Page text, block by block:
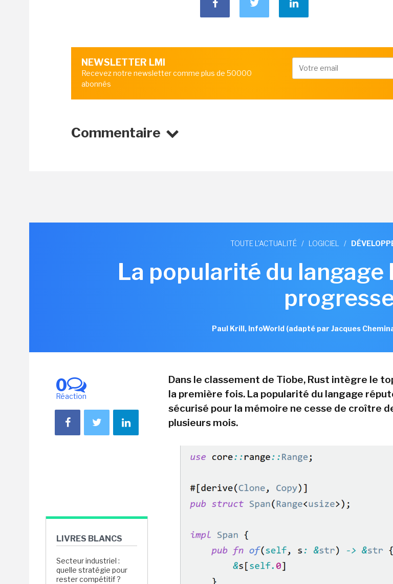
NEWSLETTER LMI
Recevez notre newsletter comme plus de 50000
abonnés
Commentaire
TOUTE L'ACTUALITÉ / LOGICIEL /
La popularité du langage
Paul Krill, InfoWorld (adapté par Jacques
0
Réaction
LIVRES BLANCS
Secteur industriel :
quelle stratégie pour
rester compétitif ?
Dans le classement de Tiobe, Rust intègre le
la première fois. La popularité du langage
sécurisé pour la mémoire ne cesse de croître
plusieurs mois.